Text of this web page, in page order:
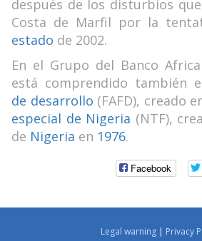
después de los disturbios
Costa de Marfil por la
estado de 2002.
En el Grupo del Banco
está comprendido también
de desarrollo (FAFD), creado
especial de Nigeria (NTF),
de Nigeria en 1976.
Facebook
Legal warning| Privacy